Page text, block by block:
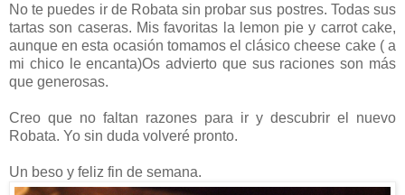
No te puedes ir de Robata sin probar sus postres. Todas sus
tartas son caseras. Mis favoritas la lemon pie y carrot cake,
aunque en esta ocasión tomamos el clásico cheese cake ( a
mi chico le encanta)Os advierto que sus raciones son más
que generosas.
Creo que no faltan razones para ir y descubrir el nuevo
Robata. Yo sin duda volveré pronto.
Un beso y feliz fin de semana.